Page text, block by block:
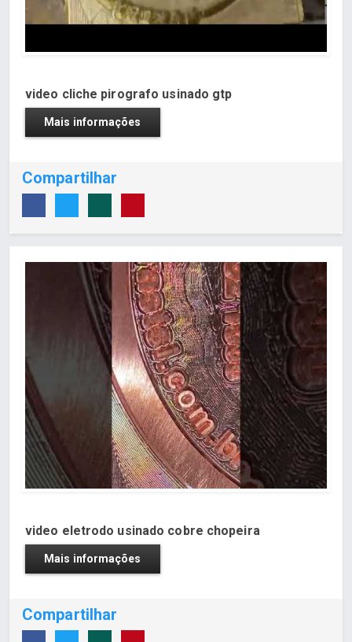
video cliche pirografo usinado gtp
Mais informações
Compartilhar
video eletrodo usinado cobre chopeira
Mais informações
Compartilhar